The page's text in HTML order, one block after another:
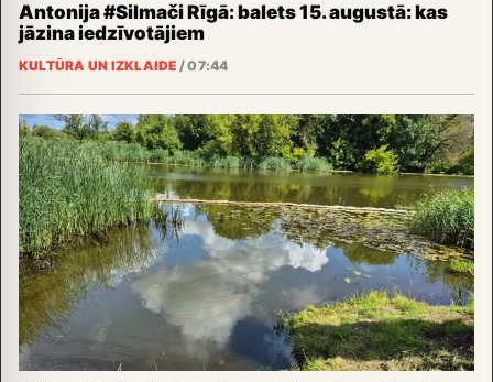
Antonija #Silmači Rīgā: balets 15. augustā: kas
jāzina iedzīvotājiem
KULTŪRA UN IZKLAIDE /07:44